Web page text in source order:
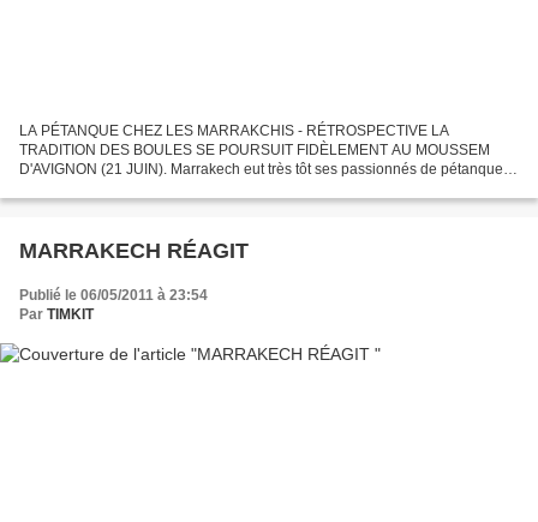
LA PÉTANQUE CHEZ LES MARRAKCHIS - RÉTROSPECTIVE LA
TRADITION DES BOULES SE POURSUIT FIDÈLEMENT AU MOUSSEM
D'AVIGNON (21 JUIN). Marrakech eut très tôt ses passionnés de pétanque.
Nous...
MARRAKECH RÉAGIT
Publié le 06/05/2011 à 23:54
Par TIMKIT